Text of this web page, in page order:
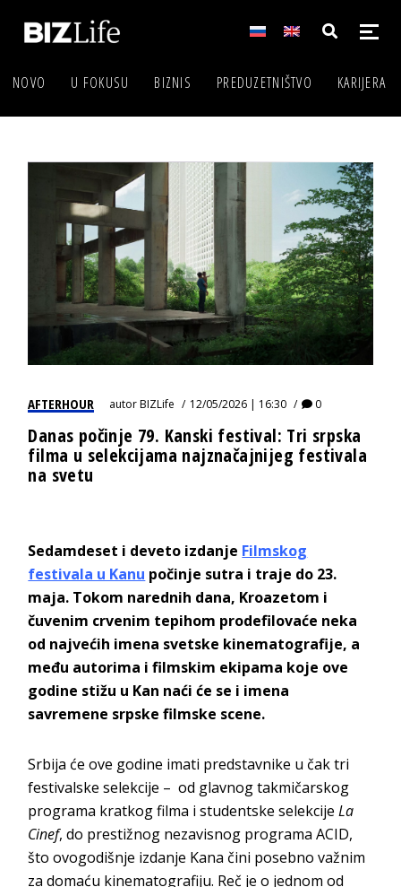
NOVO U FOKUSU BIZNIS PREDUZETNIŠTVO KARIJERA
AFTERHOUR autorBIZLife 12/05/2026 | 16:30 0
Danas počinje 79. Kanski festival: Tri srpska
filma u selekcijama najznačajnijeg festivala
na svetu
Sedamdeset i deveto izdanje Filmskog
festivala u Kanu počinje sutra i traje do 23.
maja. Tokom narednih dana, Kroazetom i
čuvenim crvenim tepihom prodefilovaće neka
od najvećih imena svetske kinematografije, a
među autorima i filmskim ekipama koje ove
godine stižu u Kan naći će se i imena
savremene srpske filmske scene.
Srbija će ove godine imati predstavnike u čak tri
festivalske selekcije – od glavnog takmičarskog
programa kratkog filma i studentske selekcijeLa
Cinef, do prestižnog nezavisnog programa ACID,
što ovogodišnje izdanje Kana čini posebno važnim
za domaću kinematografiju. Reč je o jednom od